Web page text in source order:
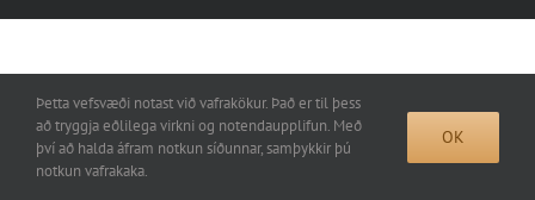
Þetta vefsvæði notast við vafrakökur. Það er til þess
að tryggja eðlilega virkni og notendaupplifun. Með
því að halda áfram notkun síðunnar, samþykkir þú
notkun vafrakaka.
OK